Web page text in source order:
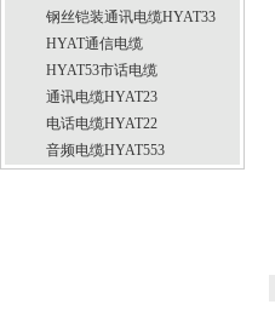
钢丝铠装通讯电缆HYAT33
HYAT通信电缆
HYAT53市话电缆
通讯电缆HYAT23
电话电缆HYAT22
音频电缆HYAT553